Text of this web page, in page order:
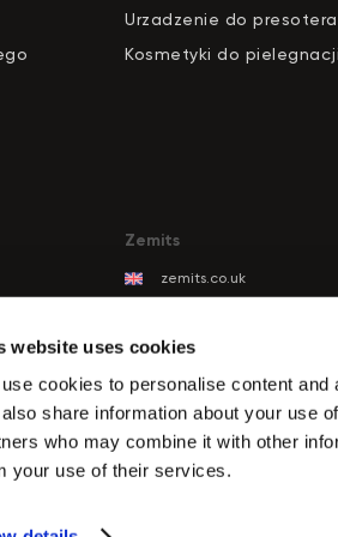
website uses cookies
cookies to personalise content
share information about your use
who may combine it with other
your use of their services.
Urzadzenie do
Kosmetyki do
zemits.co.uk
zemits.be
zemits.it
zemits.com
zemits.de
zemits.biz.tr
Zemits